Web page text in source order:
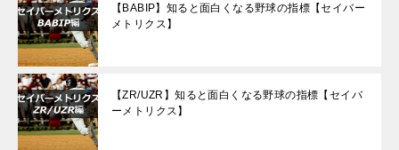
【BABIP】知ると面白くなる野球の指標【セイバー
メトリクス】
【ZR/UZR】知ると面白くなる野球の指標【セイバ
ーメトリクス】